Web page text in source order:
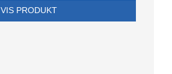
VIS PRODUKT